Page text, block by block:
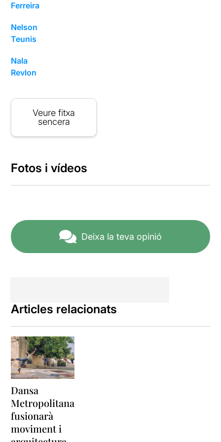
Ferreira
Nelson
Teunis
Nala
Revlon
Veure fitxa
sencera
Fotos i vídeos
Deixa la teva opinió
Articles relacionats
Dansa
Metropolitana
fusionarà
moviment i